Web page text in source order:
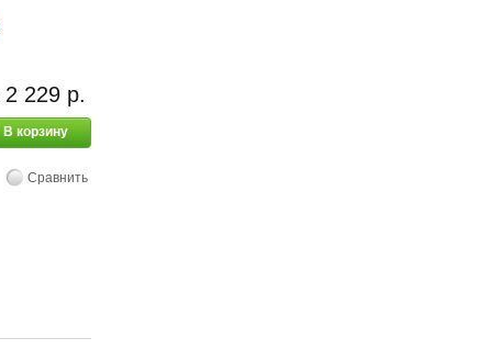
2 229 р.
В корзину
Сравнить